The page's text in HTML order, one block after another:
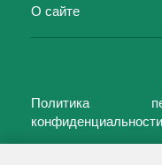
О сайте
Политика
конфиденциальности